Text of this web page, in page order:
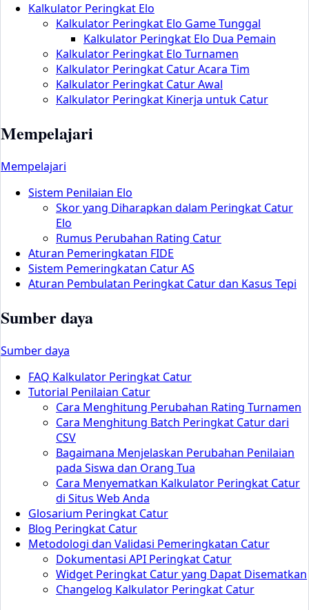
Kalkulator Peringkat Elo
Kalkulator Peringkat Elo Game Tunggal
Kalkulator Peringkat Elo Dua Pemain
Kalkulator Peringkat Elo Turnamen
Kalkulator Peringkat Catur Acara Tim
Kalkulator Peringkat Catur Awal
Kalkulator Peringkat Kinerja untuk Catur
Mempelajari
Mempelajari
Sistem Penilaian Elo
Skor yang Diharapkan dalam Peringkat Catur
Elo
Rumus Perubahan Rating Catur
Aturan Pemeringkatan FIDE
Sistem Pemeringkatan Catur AS
Aturan Pembulatan Peringkat Catur dan Kasus Tepi
Sumber daya
Sumber daya
FAQ Kalkulator Peringkat Catur
Tutorial Penilaian Catur
Cara Menghitung Perubahan Rating Turnamen
Cara Menghitung Batch Peringkat Catur dari
CSV
Bagaimana Menjelaskan Perubahan Penilaian
pada Siswa dan Orang Tua
Cara Menyematkan Kalkulator Peringkat Catur
di Situs Web Anda
Glosarium Peringkat Catur
Blog Peringkat Catur
Metodologi dan Validasi Pemeringkatan Catur
Dokumentasi API Peringkat Catur
Widget Peringkat Catur yang Dapat Disematkan
Changelog Kalkulator Peringkat Catur